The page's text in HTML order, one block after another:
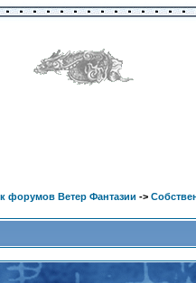
форумов Ветер Фантазии ->